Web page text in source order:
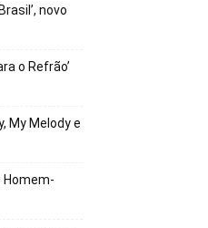
novo
o Refrão’
My Melody e
Homem-